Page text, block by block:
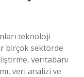
teknoloji
birçok sektörde
veritabanı
veri analizi ve